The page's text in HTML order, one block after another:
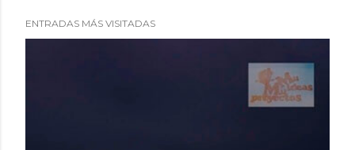
ENTRADAS MÁS VISITADAS